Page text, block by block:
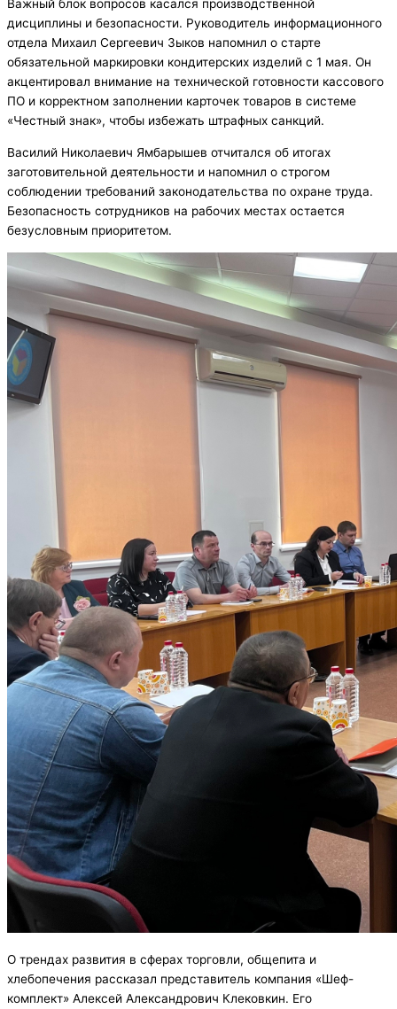
Важный блок вопросов касался производственной
дисциплины и безопасности. Руководитель информационного
отдела Михаил Сергеевич Зыков напомнил о старте
обязательной маркировки кондитерских изделий с 1 мая. Он
акцентировал внимание на технической готовности кассового
ПО и корректном заполнении карточек товаров в системе
«Честный знак», чтобы избежать штрафных санкций.
Василий Николаевич Ямбарышев отчитался об итогах
заготовительной деятельности и напомнил о строгом
соблюдении требований законодательства по охране труда.
Безопасность сотрудников на рабочих местах остается
безусловным приоритетом.
О трендах развития в сферах торговли, общепита и
хлебопечения рассказал представитель компания «Шеф-
комплект» Алексей Александрович Клековкин. Его